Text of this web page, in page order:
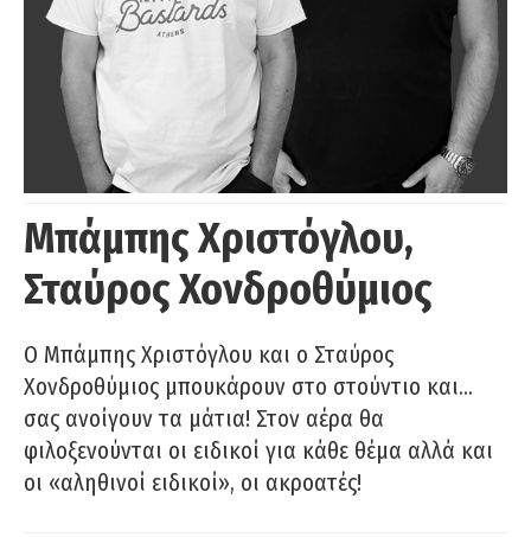
Μπάμπης Χριστόγλου,
Σταύρος Χονδροθύμιος
O Μπάμπης Χριστόγλου και ο Σταύρος
Χονδροθύμιος μπουκάρουν στο στούντιο και…
σας ανοίγουν τα μάτια! Στον αέρα θα
φιλοξενούνται οι ειδικοί για κάθε θέμα αλλά και
οι «αληθινοί ειδικοί», οι ακροατές!